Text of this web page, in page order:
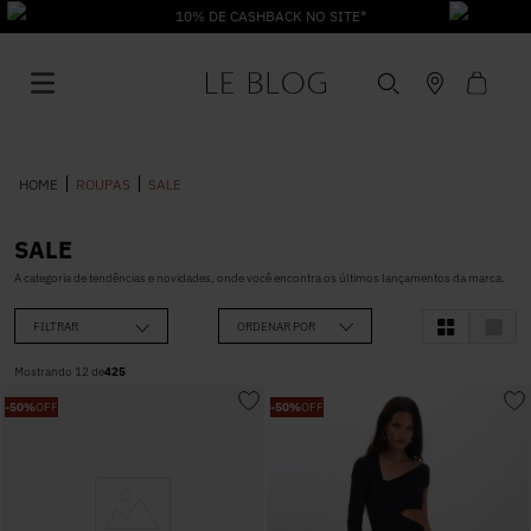
10% DE CASHBACK NO SITE*
ROUPAS SALE
SALE
A categoria de tendências e novidades, onde você encontra os últimos lançamentos da marca.
FILTRAR ORDENAR POR
Mostrando 12 de425
-50%OFF -50%OFF
1º Vestido
2º Roupas